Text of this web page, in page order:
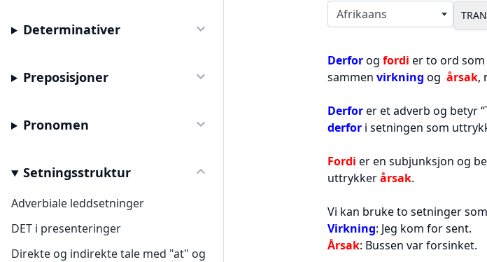
Determinativer
Preposisjoner
Pronomen
Setningsstruktur
Adverbiale leddsetninger
DET i presenteringer
Direkte og indirekte tale med "at" og
Select langauges
Afrikaans
Derforog fordi er to ord
sammen virkning og årsak,
Derforer et adverb og betyr
derfor i setningen som
Fordi er en subjunksjon og
uttrykkerårsak.
Vi kan bruke to setninger
Virkning: Jeg kom for sent.
Årsak: Bussen var forsinket.